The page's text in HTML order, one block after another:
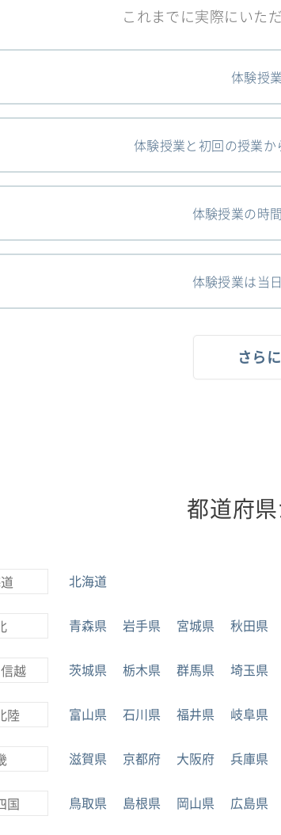
これまでに実際にいた
体験授
体験授業と初回の授業か
体験授業の時
体験授業は当
さら
都道府
北海道
青森県 岩手県 宮城県 秋田県
越 茨城県 栃木県 群馬県 埼玉県
陸 富山県 石川県 福井県 岐阜県
滋賀県 京都府 大阪府 兵庫県
国 鳥取県 島根県 岡山県 広島県